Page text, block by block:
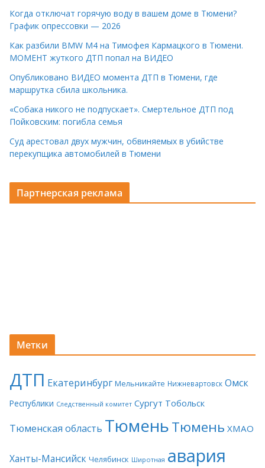
Когда отключат горячую воду в вашем доме в Тюмени?
График опрессовки — 2026
Как разбили BMW M4 на Тимофея Кармацкого в Тюмени.
МОМЕНТ жуткого ДТП попал на ВИДЕО
Опубликовано ВИДЕО момента ДТП в Тюмени, где
маршрутка сбила школьника.
«Собака никого не подпускает». Смертельное ДТП под
Пойковским: погибла семья
Суд арестовал двух мужчин, обвиняемых в убийстве
перекупщика автомобилей в Тюмени
Партнерская реклама
Метки
ДТП Екатеринбург Мельникайте Нижневартовск Омск
Республики Следственный комитет Сургут Тобольск
Тюменская область ТюменьТюмень ХМАО
Ханты-Мансийск Челябинск Широтная авария